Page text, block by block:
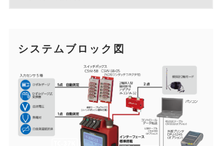
システムブロック図